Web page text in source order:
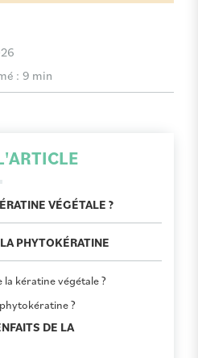
: 9 min
VÉGÉTALE ?
PHYTOKÉRATINE
kératine végétale ?
?
DE LA